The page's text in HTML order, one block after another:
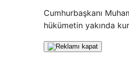
Cumhurbaşkanı
hükümetin yakında